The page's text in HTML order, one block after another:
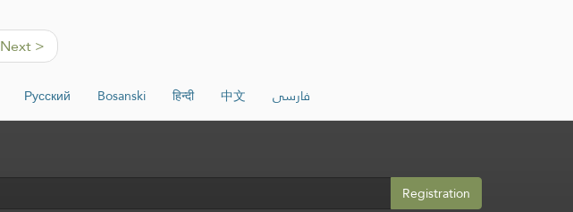
Next >
Русский Bosanski हिन्दी 中文 فارسی
Registration